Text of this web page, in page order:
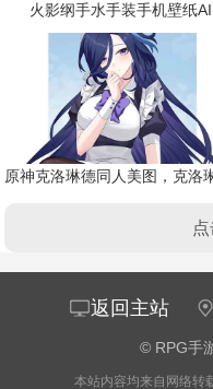
火影纲手水手装手机壁纸AI
返回主站
© RPG手
本站内容均来自网络转